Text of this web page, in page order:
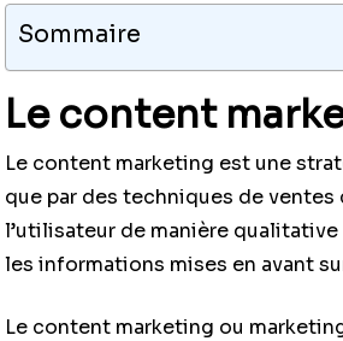
Sommaire
Le content
Le content marketing est une
que par des techniques de
l’utilisateur de manière
les informations mises en avant
Le content marketing ou